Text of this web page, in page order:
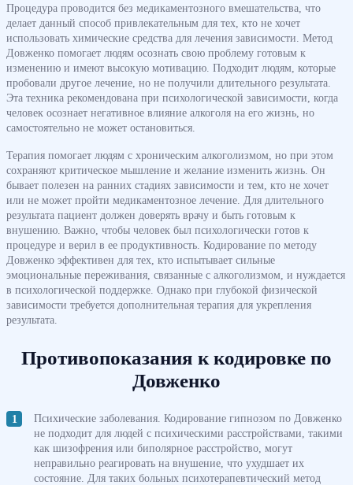
Процедура проводится без медикаментозного вмешательства, что
делает данный способ привлекательным для тех, кто не хочет
использовать химические средства для лечения зависимости. Метод
Довженко помогает людям осознать свою проблему готовым к
изменению и имеют высокую мотивацию. Подходит людям, которые
пробовали другое лечение, но не получили длительного результата.
Эта техника рекомендована при психологической зависимости, когда
человек осознает негативное влияние алкоголя на его жизнь, но
самостоятельно не может остановиться.
Терапия помогает людям с хроническим алкоголизмом, но при этом
сохраняют критическое мышление и желание изменить жизнь. Он
бывает полезен на ранних стадиях зависимости и тем, кто не хочет
или не может пройти медикаментозное лечение. Для длительного
результата пациент должен доверять врачу и быть готовым к
внушению. Важно, чтобы человек был психологически готов к
процедуре и верил в ее продуктивность. Кодирование по методу
Довженко эффективен для тех, кто испытывает сильные
эмоциональные переживания, связанные с алкоголизмом, и нуждается
в психологической поддержке. Однако при глубокой физической
зависимости требуется дополнительная терапия для укрепления
результата.
Противопоказания к кодировке по
Довженко
Психические заболевания. Кодирование гипнозом по Довженко
не подходит для людей с психическими расстройствами, такими
как шизофрения или биполярное расстройство, могут
неправильно реагировать на внушение, что ухудшает их
состояние. Для таких больных психотерапевтический метод